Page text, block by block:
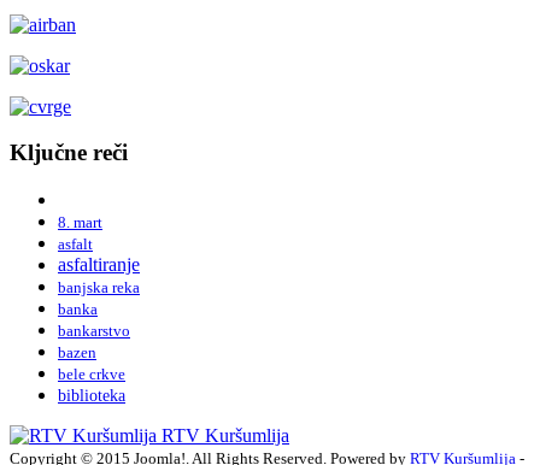
Ključne reči
8. mart
asfalt
asfaltiranje
banjska reka
banka
bankarstvo
bazen
bele crkve
biblioteka
RTV Kuršumlija
Copyright © 2015 Joomla!. All Rights Reserved. Powered by RTV Kuršumlija -